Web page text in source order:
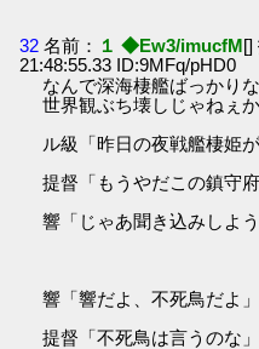
32 名前： １ ◆Ew3/imucfM[]
21:48:55.33 ID:9MFq/pHD0
なんで深海棲艦ばっかり
世界観ぶち壊しじゃねぇ
ル級「昨日の夜戦艦棲姫
提督「もうやだこの鎮守
響「じゃあ聞き込みしよう
響「響だよ、不死鳥だよ」
提督「不死鳥は言うのな」